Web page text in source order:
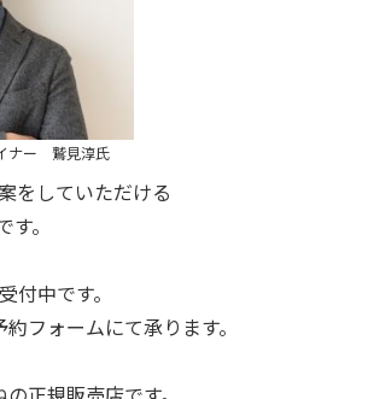
ナー 鷲見淳氏
をしていただける
。
付中です。
フォームにて承ります。
正規販売店です。